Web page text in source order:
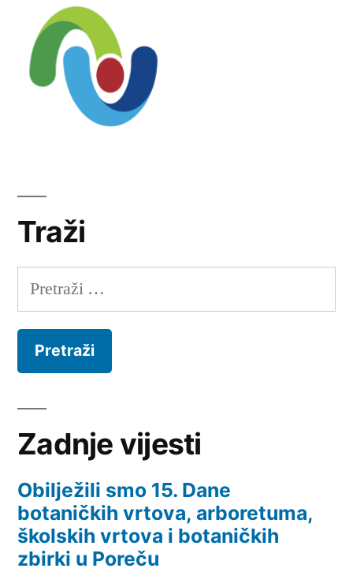
Traži
Pretraži:
Zadnje vijesti
Obilježili smo 15. Dane
botaničkih vrtova, arboretuma,
školskih vrtova i botaničkih
zbirki u Poreču